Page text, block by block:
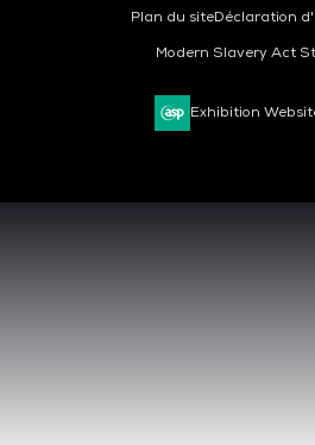
Plan du siteDéclaration
Modern Slavery Act
Exhibition